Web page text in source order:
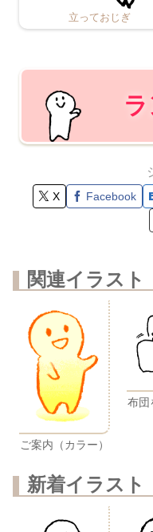
立っておじぎ
X Facebook
関連イラスト
ご案内（カラー）
布団
新着イラスト